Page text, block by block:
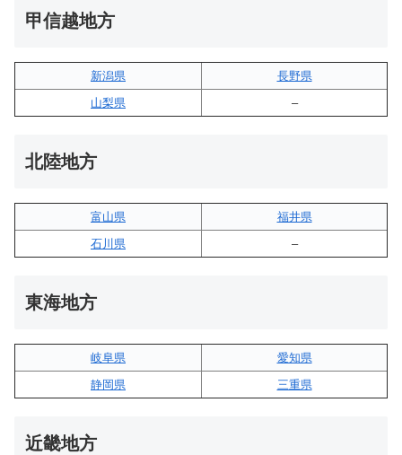
甲信越地方
新潟県
長野県
山梨県
–
北陸地方
富山県
福井県
石川県
–
東海地方
岐阜県
愛知県
静岡県
三重県
近畿地方